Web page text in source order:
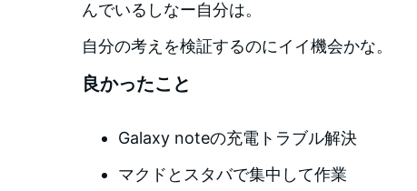
んでいるしなー自分は。
自分の考えを検証するのにイイ機会かな。
良かったこと
Galaxy noteの充電トラブル解決
マクドとスタバで集中して作業